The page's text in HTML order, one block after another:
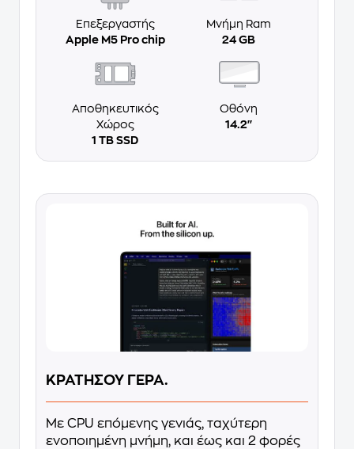
Επεξεργαστής
Apple M5 Pro chip
Μνήμη Ram
24 GB
Αποθηκευτικός
Χώρος
1 TB SSD
Οθόνη
14.2''
ΚΡΑΤΗΣΟΥ ΓΕΡΑ.
Με CPU επόμενης γενιάς, ταχύτερη
ενοποιημένη μνήμη, και έως και 2 φορές